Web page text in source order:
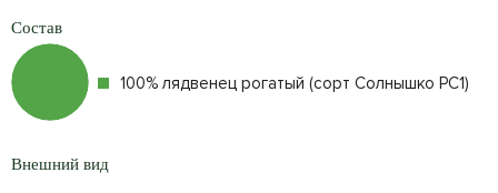
Состав
100% лядвенец рогатый (сорт Солнышко РС1)
Внешний вид